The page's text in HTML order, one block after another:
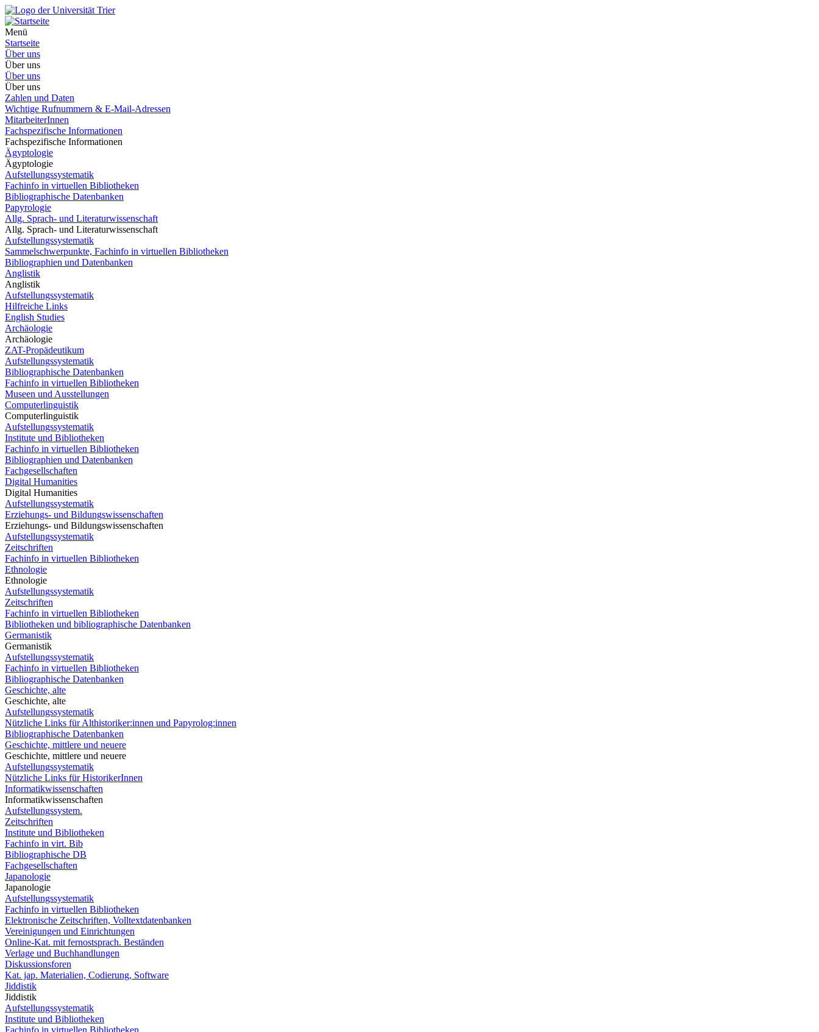
Menü
Startseite
Über uns
Über uns
Über uns
Über uns
Zahlen und Daten
Wichtige Rufnummern & E-Mail-Adressen
MitarbeiterInnen
Fachspezifische Informationen
Fachspezifische Informationen
Ägyptologie
Ägyptologie
Aufstellungssystematik
Fachinfo in virtuellen Bibliotheken
Bibliographische Datenbanken
Papyrologie
Allg. Sprach- und Literaturwissenschaft
Allg. Sprach- und Literaturwissenschaft
Aufstellungssystematik
Sammelschwerpunkte, Fachinfo in virtuellen Bibliotheken
Bibliographien und Datenbanken
Anglistik
Anglistik
Aufstellungssystematik
Hilfreiche Links
English Studies
Archäologie
Archäologie
ZAT-Propädeutikum
Aufstellungssystematik
Bibliographische Datenbanken
Fachinfo in virtuellen Bibliotheken
Museen und Ausstellungen
Computerlinguistik
Computerlinguistik
Aufstellungssystematik
Institute und Bibliotheken
Fachinfo in virtuellen Bibliotheken
Bibliographien und Datenbanken
Fachgesellschaften
Digital Humanities
Digital Humanities
Aufstellungssystematik
Erziehungs- und Bildungswissenschaften
Erziehungs- und Bildungswissenschaften
Aufstellungssystematik
Zeitschriften
Fachinfo in virtuellen Bibliotheken
Ethnologie
Ethnologie
Aufstellungssystematik
Zeitschriften
Fachinfo in virtuellen Bibliotheken
Bibliotheken und bibliographische Datenbanken
Germanistik
Germanistik
Aufstellungssystematik
Fachinfo in virtuellen Bibliotheken
Bibliographische Datenbanken
Geschichte, alte
Geschichte, alte
Aufstellungssystematik
Nützliche Links für Althistoriker:innen und Papyrolog:innen
Bibliographische Datenbanken
Geschichte, mittlere und neuere
Geschichte, mittlere und neuere
Aufstellungssystematik
Nützliche Links für HistorikerInnen
Informatikwissenschaften
Informatikwissenschaften
Aufstellungssystem.
Zeitschriften
Institute und Bibliotheken
Fachinfo in virt. Bib
Bibliographische DB
Fachgesellschaften
Japanologie
Japanologie
Aufstellungssystematik
Fachinfo in virtuellen Bibliotheken
Elektronische Zeitschriften, Volltextdatenbanken
Vereinigungen und Einrichtungen
Online-Kat. mit fernostsprach. Beständen
Verlage und Buchhandlungen
Diskussionsforen
Kat. jap. Materialien, Codierung, Software
Jiddistik
Jiddistik
Aufstellungssystematik
Institute und Bibliotheken
Fachinfo in virtuellen Bibliotheken